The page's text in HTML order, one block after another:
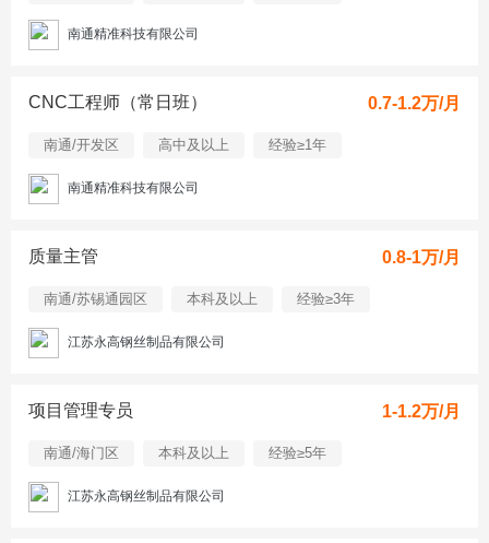
南通精准科技有限公司
CNC工程师（常日班） 0.7-1.2万/月
南通/开发区 高中及以上 经验≥1年
南通精准科技有限公司
质量主管 0.8-1万/月
南通/苏锡通园区 本科及以上 经验≥3年
江苏永高钢丝制品有限公司
项目管理专员 1-1.2万/月
南通/海门区 本科及以上 经验≥5年
江苏永高钢丝制品有限公司